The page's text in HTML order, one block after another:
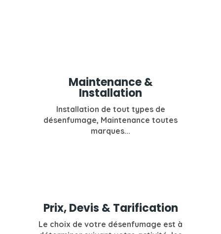
Maintenance &
Installation
Installation de tout types de
désenfumage, Maintenance toutes
marques...
Prix, Devis & Tarification
Le choix de votre désenfumage est à